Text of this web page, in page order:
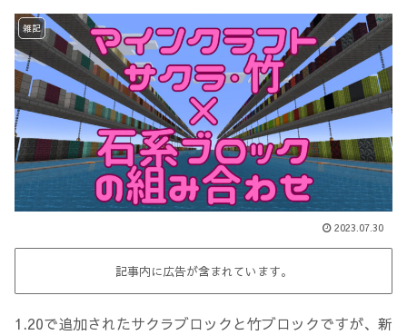
雑記
2023.07.30
記事内に広告が含まれています。
1.20で追加されたサクラブロックと竹ブロックですが、新